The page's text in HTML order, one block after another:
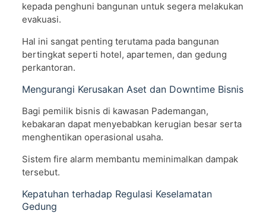
kepada penghuni bangunan untuk segera melakukan
evakuasi.
Hal ini sangat penting terutama pada bangunan
bertingkat seperti hotel, apartemen, dan gedung
perkantoran.
Mengurangi Kerusakan Aset dan Downtime Bisnis
Bagi pemilik bisnis di kawasan Pademangan,
kebakaran dapat menyebabkan kerugian besar serta
menghentikan operasional usaha.
Sistem fire alarm membantu meminimalkan dampak
tersebut.
Kepatuhan terhadap Regulasi Keselamatan
Gedung